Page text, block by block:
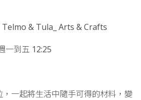
Telmo & Tula_ Arts & Crafts
一到五 12:25
一起將生活中隨手可得的材料，變